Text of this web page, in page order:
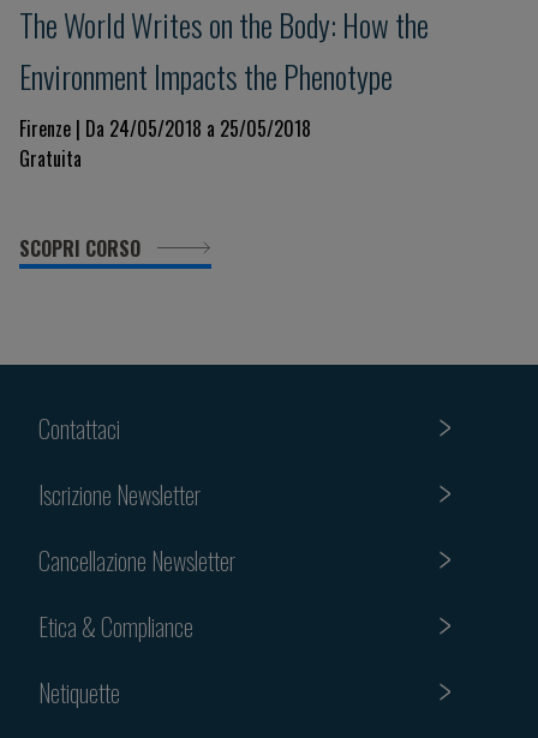
The World Writes on the Body: How the
Environment Impacts the Phenotype
Firenze | Da 24/05/2018 a 25/05/2018
Gratuita
SCOPRI CORSO
Contattaci
Iscrizione Newsletter
Cancellazione Newsletter
Etica & Compliance
Netiquette